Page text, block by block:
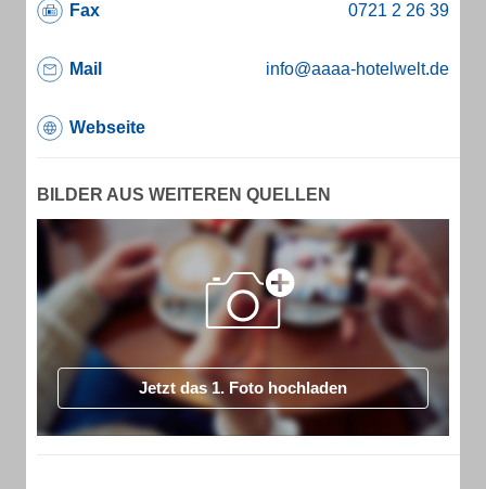
Fax
Mail info@aaaa-hotelwelt.de
Webseite
BILDER AUS WEITEREN QUELLEN
Jetzt das 1. Foto hochladen